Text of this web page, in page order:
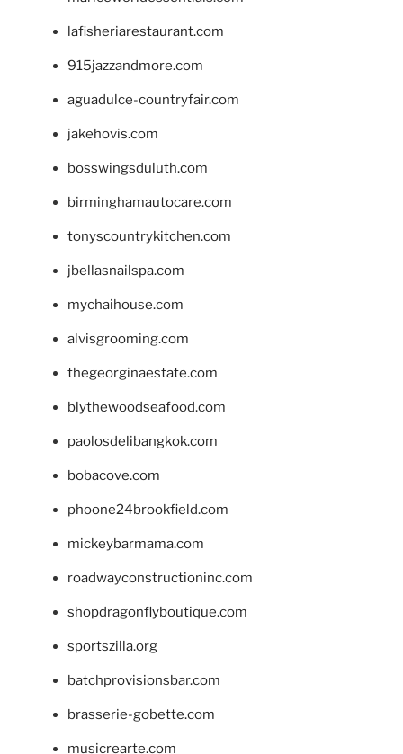
lafisheriarestaurant.com
915jazzandmore.com
aguadulce-countryfair.com
jakehovis.com
bosswingsduluth.com
birminghamautocare.com
tonyscountrykitchen.com
jbellasnailspa.com
mychaihouse.com
alvisgrooming.com
thegeorginaestate.com
blythewoodseafood.com
paolosdelibangkok.com
bobacove.com
phoone24brookfield.com
mickeybarmama.com
roadwayconstructioninc.com
shopdragonflyboutique.com
sportszilla.org
batchprovisionsbar.com
brasserie-gobette.com
musicrearte.com